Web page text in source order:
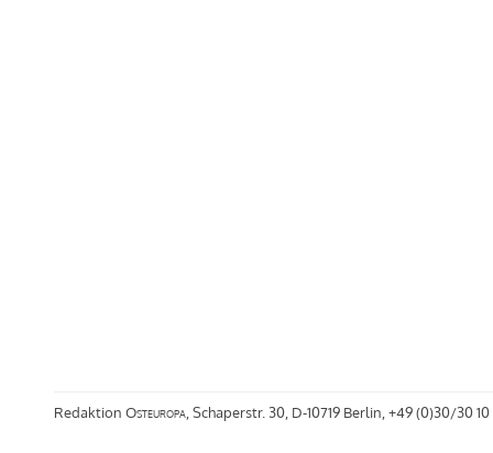
Redaktion Osteuropa, Schaperstr. 30, D-10719 Berlin, +49 (0)30/30